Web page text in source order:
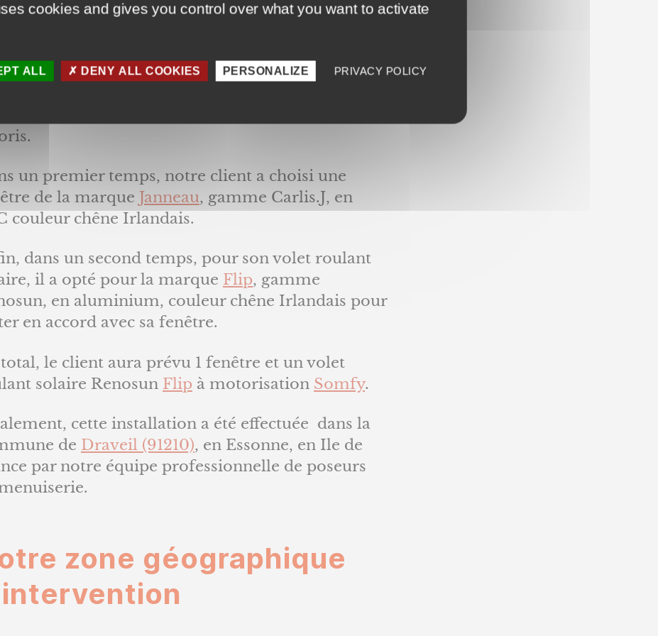
prestations
d’abord, nous vous présentons ce chantier
un premier temps, notre client a choisi une
de la marque Janneau, gamme Carlis.J, en
couleur chêne Irlandais.
dans un second temps, pour son volet roulant
il a opté pour la marque Flip, gamme
en aluminium, couleur chêne Irlandais pour
en accord avec sa fenêtre.
le client aura prévu 1 fenêtre et un volet
solaire Renosun Flip à motorisation Somfy.
cette installation a été effectuée dans la
de Draveil (91210), en Essonne, en Ile de
par notre équipe professionnelle de poseurs
zone géographique
cookies and gives you control over what you want to activate
ALL DENY ALL COOKIES PERSONALIZE PRIVACY POLICY